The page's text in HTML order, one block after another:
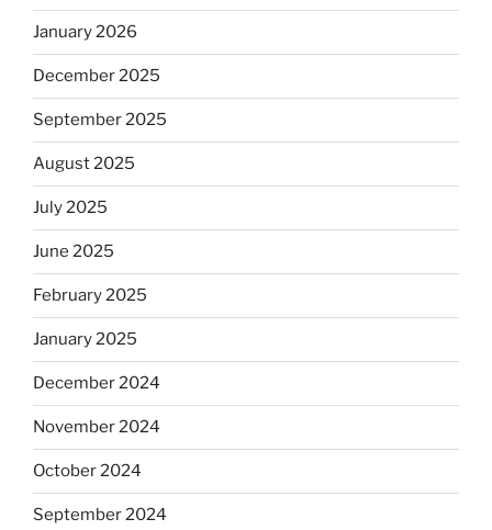
January 2026
December 2025
September 2025
August 2025
July 2025
June 2025
February 2025
January 2025
December 2024
November 2024
October 2024
September 2024